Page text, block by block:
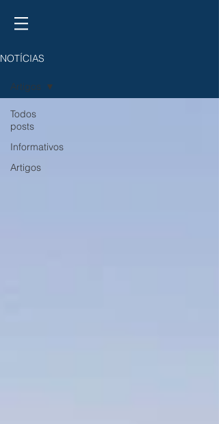
NOTÍCIAS
Todos
posts
Informativos
Artigos
Artigos